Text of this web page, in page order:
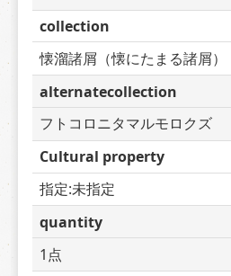
collection
懐溜諸屑（懐にたまる諸屑）
alternatecollection
フトコロニタマルモロクズ
Cultural property
指定:未指定
quantity
1点